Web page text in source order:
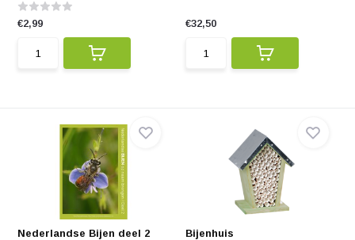
€2,99 €32,50
Nederlandse Bijen deel 2
Bijenhuis